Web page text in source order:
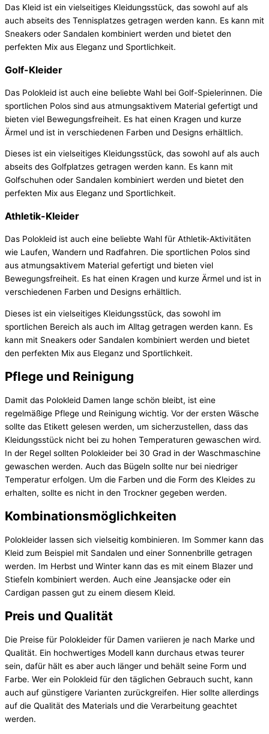
Das Kleid ist ein vielseitiges Kleidungsstück, das sowohl auf als
auch abseits des Tennisplatzes getragen werden kann. Es kann mit
Sneakers oder Sandalen kombiniert werden und bietet den
perfekten Mix aus Eleganz und Sportlichkeit.
Golf-Kleider
Das Polokleid ist auch eine beliebte Wahl bei Golf-Spielerinnen. Die
sportlichen Polos sind aus atmungsaktivem Material gefertigt und
bieten viel Bewegungsfreiheit. Es hat einen Kragen und kurze
Ärmel und ist in verschiedenen Farben und Designs erhältlich.
Dieses ist ein vielseitiges Kleidungsstück, das sowohl auf als auch
abseits des Golfplatzes getragen werden kann. Es kann mit
Golfschuhen oder Sandalen kombiniert werden und bietet den
perfekten Mix aus Eleganz und Sportlichkeit.
Athletik-Kleider
Das Polokleid ist auch eine beliebte Wahl für Athletik-Aktivitäten
wie Laufen, Wandern und Radfahren. Die sportlichen Polos sind
aus atmungsaktivem Material gefertigt und bieten viel
Bewegungsfreiheit. Es hat einen Kragen und kurze Ärmel und ist in
verschiedenen Farben und Designs erhältlich.
Dieses ist ein vielseitiges Kleidungsstück, das sowohl im
sportlichen Bereich als auch im Alltag getragen werden kann. Es
kann mit Sneakers oder Sandalen kombiniert werden und bietet
den perfekten Mix aus Eleganz und Sportlichkeit.
Pflege und Reinigung
Damit das Polokleid Damen lange schön bleibt, ist eine
regelmäßige Pflege und Reinigung wichtig. Vor der ersten Wäsche
sollte das Etikett gelesen werden, um sicherzustellen, dass das
Kleidungsstück nicht bei zu hohen Temperaturen gewaschen wird.
In der Regel sollten Polokleider bei 30 Grad in der Waschmaschine
gewaschen werden. Auch das Bügeln sollte nur bei niedriger
Temperatur erfolgen. Um die Farben und die Form des Kleides zu
erhalten, sollte es nicht in den Trockner gegeben werden.
Kombinationsmöglichkeiten
Polokleider lassen sich vielseitig kombinieren. Im Sommer kann das
Kleid zum Beispiel mit Sandalen und einer Sonnenbrille getragen
werden. Im Herbst und Winter kann das es mit einem Blazer und
Stiefeln kombiniert werden. Auch eine Jeansjacke oder ein
Cardigan passen gut zu einem diesem Kleid.
Preis und Qualität
Die Preise für Polokleider für Damen variieren je nach Marke und
Qualität. Ein hochwertiges Modell kann durchaus etwas teurer
sein, dafür hält es aber auch länger und behält seine Form und
Farbe. Wer ein Polokleid für den täglichen Gebrauch sucht, kann
auch auf günstigere Varianten zurückgreifen. Hier sollte allerdings
auf die Qualität des Materials und die Verarbeitung geachtet
werden.